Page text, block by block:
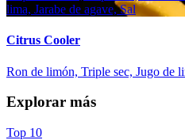
lima, Jarabe de agave, Sal
Citrus Cooler
Ron de limón, Triple sec, Jugo de
Explorar más
Top 10